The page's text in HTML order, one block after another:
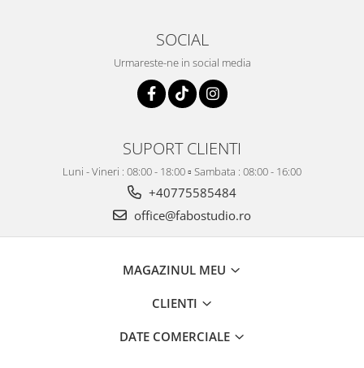
SOCIAL
Urmareste-ne in social media
SUPORT CLIENTI
Luni - Vineri : 08:00 - 18:00 ▫️ Sambata : 08:00 - 16:00
+40775585484
office@fabostudio.ro
MAGAZINUL MEU
CLIENTI
DATE COMERCIALE